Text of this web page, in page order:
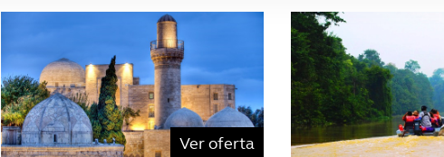
as transferências internacionais de dados pessoais serão
tal se afigure estritamente necessário no contexto dos
de certo tipo de Cookies e tecnologias similares pode ter
e nos serviços disponibilizados.
Ver oferta